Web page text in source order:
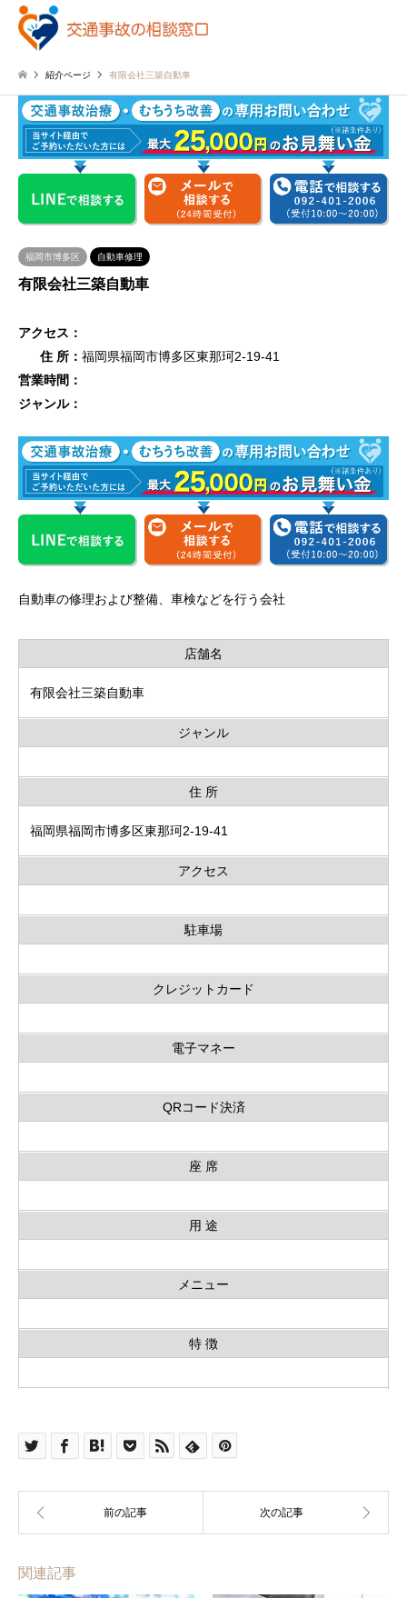
紹介ページ 有限会社三築自動車
福岡市博多区 自動車修理
有限会社三築自動車
アクセス：
住 所： 福岡県福岡市博多区東那珂2-19-41
営業時間：
ジャンル：
自動車の修理および整備、車検などを行う会社
店舗名
有限会社三築自動車
ジャンル
住 所
福岡県福岡市博多区東那珂2-19-41
アクセス
駐車場
クレジットカード
電子マネー
QRコード決済
座 席
用 途
メニュー
特 徴
関連記事